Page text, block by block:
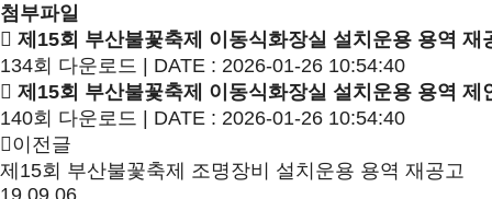
첨부파일
제15회 부산불꽃축제 이동식화장실 설치운용 용역 재
134회 다운로드 | DATE : 2026-01-26 10:54:40
제15회 부산불꽃축제 이동식화장실 설치운용 용역
140회 다운로드 | DATE : 2026-01-26 10:54:40
이전글
제15회 부산불꽃축제 조명장비 설치운용 용역 재공고
19.09.06